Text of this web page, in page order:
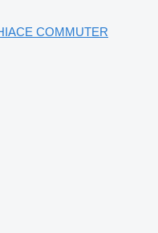
COMMUTER